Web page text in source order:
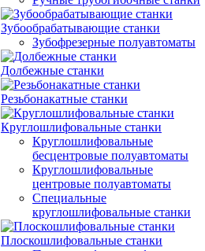
Зубообрабатывающие станки
Зубофрезерные полуавтоматы
Долбежные станки
Резьбонакатные станки
Круглошлифовальные станки
Круглошлифовальные
бесцентровые полуавтоматы
Круглошлифовальные
центровые полуавтоматы
Специальные
круглошлифовальные станки
Плоскошлифовальные станки